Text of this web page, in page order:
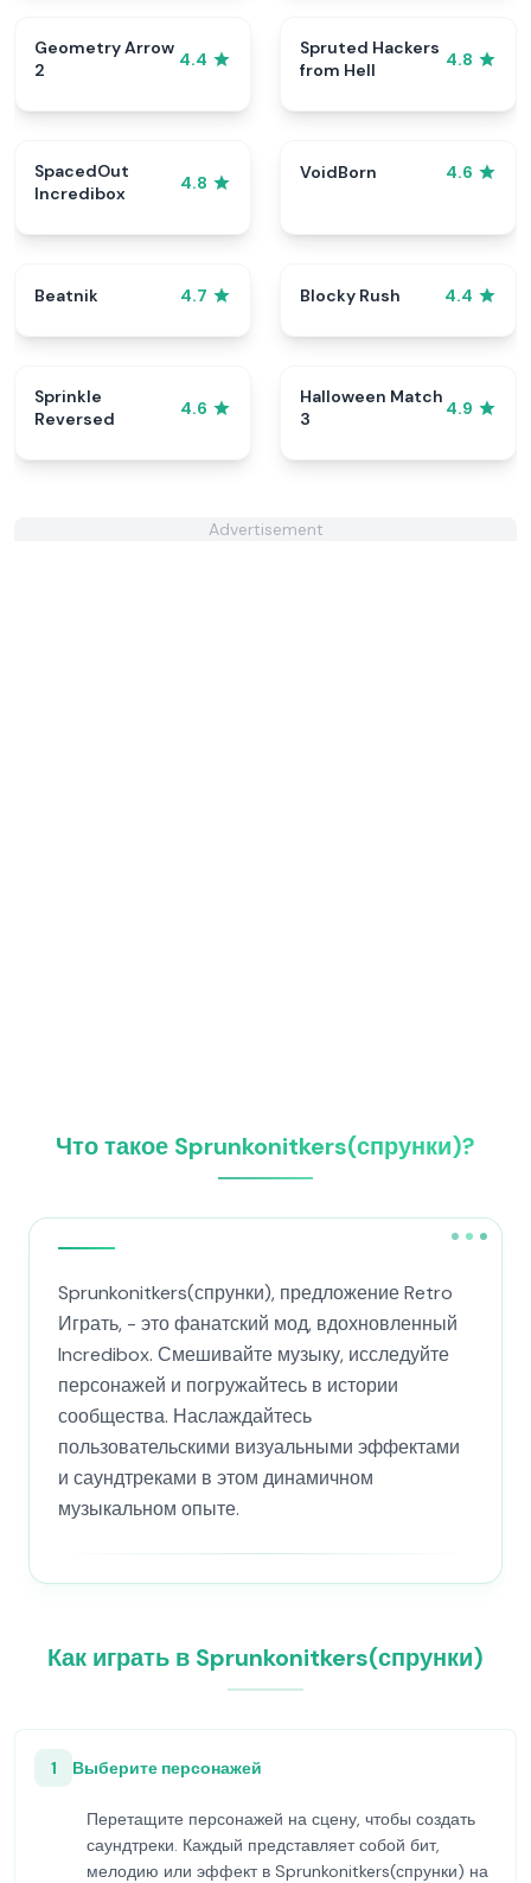
Geometry Arrow
2
4.4
Spruted Hackers
from Hell
4.8
SpacedOut
Incredibox
4.8
VoidBorn 4.6
Beatnik 4.7 Blocky Rush 4.4
Sprinkle
Reversed
4.6
Halloween Match
3
4.9
Advertisement
Что такое Sprunkonitkers(спрунки)?
Sprunkonitkers(спрунки), предложение Retro
Играть, - это фанатский мод, вдохновленный
Incredibox. Смешивайте музыку, исследуйте
персонажей и погружайтесь в истории
сообщества. Наслаждайтесь
пользовательскими визуальными эффектами
и саундтреками в этом динамичном
музыкальном опыте.
Как играть в Sprunkonitkers(спрунки)
1 Выберите персонажей
Перетащите персонажей на сцену, чтобы создать
саундтреки. Каждый представляет собой бит,
мелодию или эффект в Sprunkonitkers(спрунки) на